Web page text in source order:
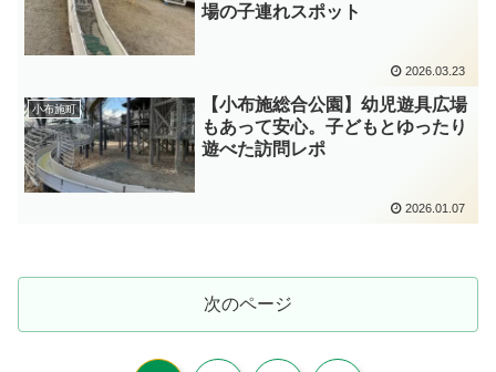
場の子連れスポット
2026.03.23
小布施町
【小布施総合公園】幼児遊具広場
もあって安心。子どもとゆったり
遊べた訪問レポ
2026.01.07
次のページ